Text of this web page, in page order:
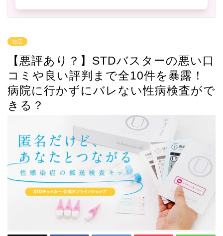
妊活
【悪評あり？】STDバスターの悪い口
コミや良い評判まで全10件を暴露！
病院に行かずにバレない性病検査がで
きる？